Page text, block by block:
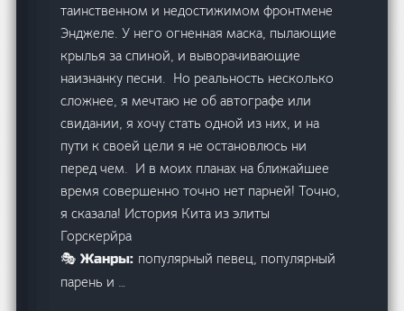
таинственном и недостижимом фронтмене
Энджеле. У него огненная маска, пылающие
крылья за спиной, и выворачивающие
наизнанку песни. Но реальность несколько
сложнее, я мечтаю не об автографе или
свидании, я хочу стать одной из них, и на
пути к своей цели я не остановлюсь ни
перед чем. И в моих планах на ближайшее
время совершенно точно нет парней! Точно,
я сказала! История Кита из элиты
Горскерйра
🎭 Жанры: популярный певец, популярный
парень и …